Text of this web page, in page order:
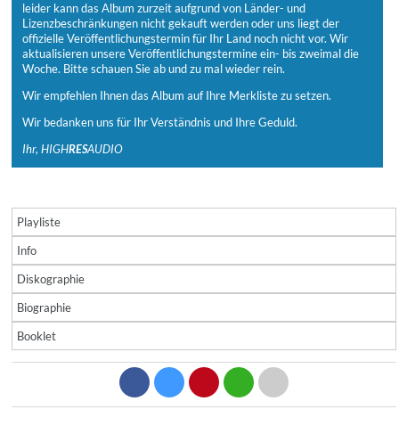
leider kann das Album zurzeit aufgrund von Länder- und
Lizenzbeschränkungen nicht gekauft werden oder uns liegt der
offizielle Veröffentlichungstermin für Ihr Land noch nicht vor. Wir
aktualisieren unsere Veröffentlichungstermine ein- bis zweimal die
Woche. Bitte schauen Sie ab und zu mal wieder rein.
Wir empfehlen Ihnen das Album auf Ihre Merkliste zu setzen.
Wir bedanken uns für Ihr Verständnis und Ihre Geduld.
Ihr, HIGHRESAUDIO
Playliste
Info
Diskographie
Biographie
Booklet